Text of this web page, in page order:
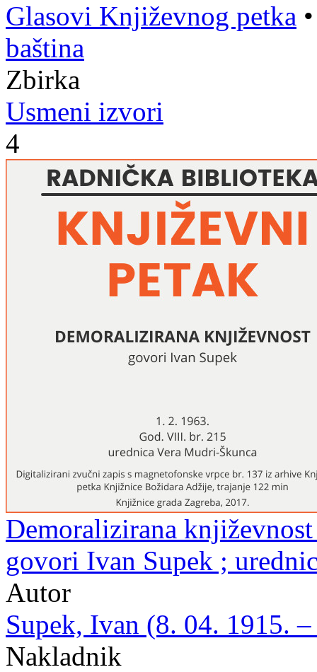
Glasovi Književnog petka
baština
Zbirka
Usmeni izvori
4
Demoralizirana
govori Ivan Supek ;
Autor
Supek, Ivan (8. 04. 1915.
Nakladnik